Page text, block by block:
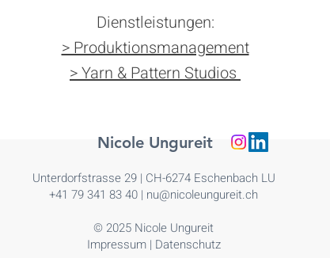
Dienstleistungen:
> Produktionsmanagement
> Yarn & Pattern Studios
Nicole Ungureit
Unterdorfstrasse 29 | CH-6274 Eschenbach LU
+41 79 341 83 40 | nu@nicoleungureit.ch
© 2025 Nicole Ungureit
Impressum| Datenschutz